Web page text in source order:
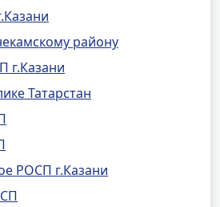
району
г.Казани
Татарстан
РОСП г.Казани